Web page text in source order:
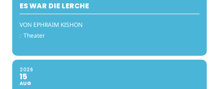
ES WAR DIE LERCHE
VON EPHRAIM KISHON
: Theater
2026
15
AUG